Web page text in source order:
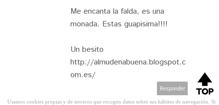
Me encanta la falda, es una
monada. Estas guapisima!!!!
Un besito
http://almudenabuena.blogspot.c
om.es/
Responder
Usamos cookies propias y de terceros que recogen datos sobre sus hábitos de navegación. Si